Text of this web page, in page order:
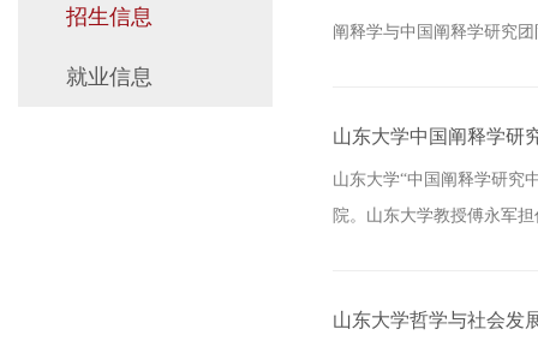
招生信息
就业信息
阐释学与中国阐释学研究
山东大学中国阐释学研
山东大学“中国阐释学研究
院。山东大学教授傅永军
山东大学哲学与社会发